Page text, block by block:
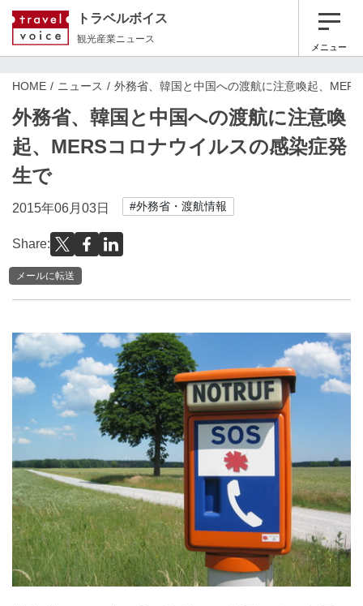
トラベルボイス
観光産業ニュース
メニュー
HOME ニュース 外務省、韓国と中国への渡航に注意喚起、
外務省、韓国と中国への渡航に注意喚
起、MERSコロナウイルスの感染症発
生で
2015年06月03日 #外務省・渡航情報
Share:
メールに転送